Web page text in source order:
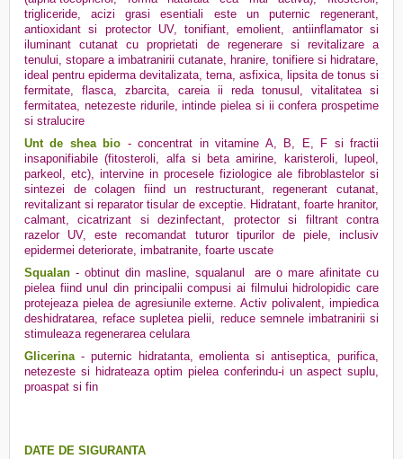
trigliceride, acizi grasi esentiali este un puternic regenerant,
antioxidant si protector UV, tonifiant, emolient, antiinflamator si
iluminant cutanat cu proprietati de regenerare si revitalizare a
tenului, stopare a imbatranirii cutanate, hranire, tonifiere si hidratare,
ideal pentru epiderma devitalizata, terna, asfixica, lipsita de tonus si
fermitate, flasca, zbarcita, careia ii reda tonusul, vitalitatea si
fermitatea, netezeste ridurile, intinde pielea si ii confera prospetime
si stralucire
Unt de shea bio - concentrat in vitamine A, B, E, F si fractii
insaponifiabile (fitosteroli, alfa si beta amirine, karisteroli, lupeol,
parkeol, etc), intervine in procesele fiziologice ale fibroblastelor si
sintezei de colagen fiind un restructurant, regenerant cutanat,
revitalizant si reparator tisular de exceptie. Hidratant, foarte hranitor,
calmant, cicatrizant si dezinfectant, protector si filtrant contra
razelor UV, este recomandat tuturor tipurilor de piele, inclusiv
epidermei deteriorate, imbatranite, foarte uscate
Squalan - obtinut din masline, squalanul are o mare afinitate cu
pielea fiind unul din principalii compusi ai filmului hidrolopidic care
protejeaza pielea de agresiunile externe. Activ polivalent, impiedica
deshidratarea, reface supletea pielii, reduce semnele imbatranirii si
stimuleaza regenerarea celulara
Glicerina - puternic hidratanta, emolienta si antiseptica, purifica,
netezeste si hidrateaza optim pielea conferindu-i un aspect suplu,
proaspat si fin
DATE DE SIGURANTA